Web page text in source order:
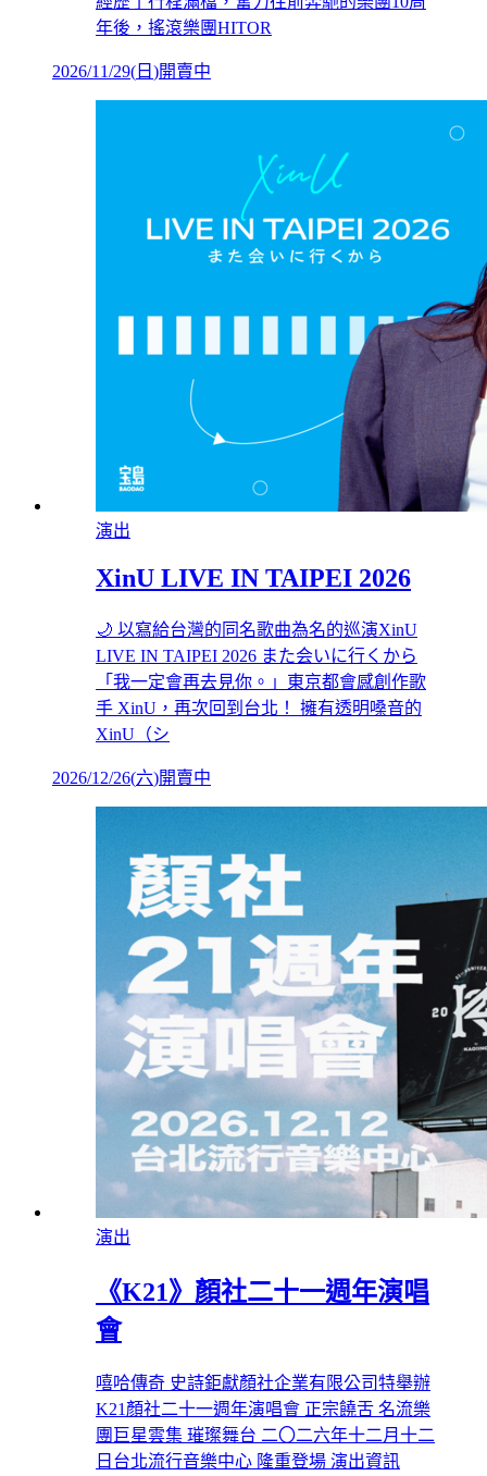
年後，搖滾樂團HITOR
2026/11/29( 日 )開賣中
演出
XinU LIVE IN TAIPEI 2026
🌙 以寫給台灣的同名歌曲為名的巡演XinU
LIVE IN TAIPEI 2026 また会いに行くから
「我一定會再去見你。」東京都會感創作歌
手 XinU，再次回到台北！ 擁有透明嗓音的
XinU（シ
2026/12/26(六)開賣中
演出
《K21》顏社二十一週年演唱
會
嘻哈傳奇 史詩鉅獻顏社企業有限公司特舉辦
K21顏社二十一週年演唱會 正宗饒舌 名流樂
團巨星雲集 璀璨舞台 二〇二六年十二月十二
日台北流行音樂中心 隆重登場 演出資訊